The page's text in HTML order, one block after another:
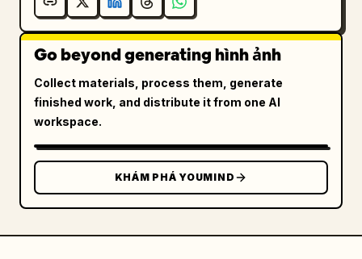
Go beyond generating hình ảnh
Collect materials, process them, generate
finished work, and distribute it from one AI
workspace.
KHÁM PHÁ YOUMIND